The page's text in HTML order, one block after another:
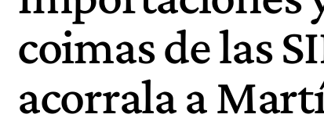
coimas de las
acorrala a